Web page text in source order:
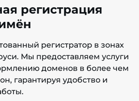
регистрация
регистратор в зонах
Мы предоставляем услуги
доменов в более чем
гарантируя удобство и